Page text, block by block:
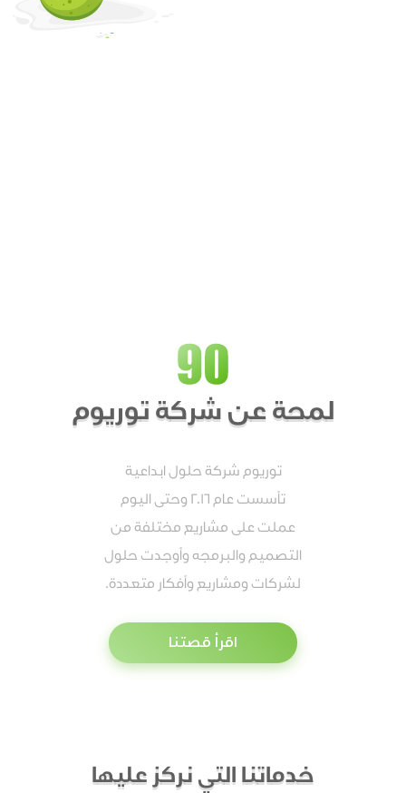
لمحة عن شركة توريوم
توريوم شركة حلول ابداعية
تأسست عام 2016 وحتى اليوم
عملت على مشاريع مختلفة من
التصميم والبرمجه وأوجدت حلول
لشركات ومشاريع وأفكار متعددة.
اقرأ قصتنا
خدماتنا التي نركز عليها